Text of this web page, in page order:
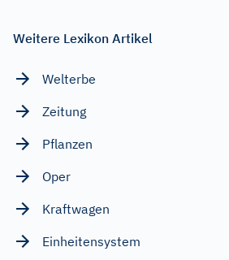
Weitere Lexikon Artikel
Welterbe
Zeitung
Pflanzen
Oper
Kraftwagen
Einheitensystem